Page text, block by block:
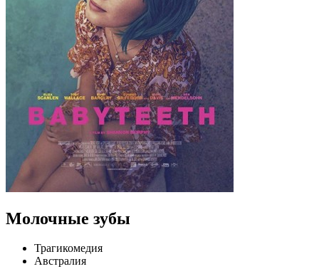
Молочные зубы
Трагикомедия
Австралия